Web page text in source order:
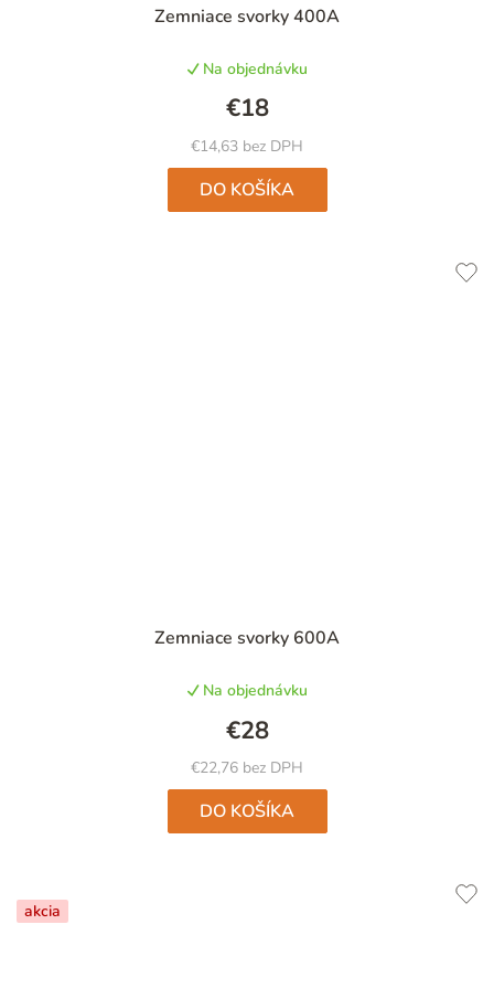
Zemniace svorky 400A
hodnotenie
je
5,0
z
5
hviezdičiek.
Na objednávku
€14,63 bez DPH
€18
DO KOŠÍKA
Zemniace svorky 600A
Na objednávku
€22,76 bez DPH
€28
DO KOŠÍKA
akcia